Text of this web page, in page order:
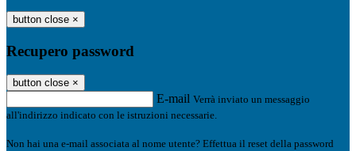
button close ×
Recupero password
button close ×
E-mail Verrà inviato un messaggio
all'indirizzo indicato con le istruzioni necessarie.
Non hai una e-mail associata al nome utente? Effettua il reset della password